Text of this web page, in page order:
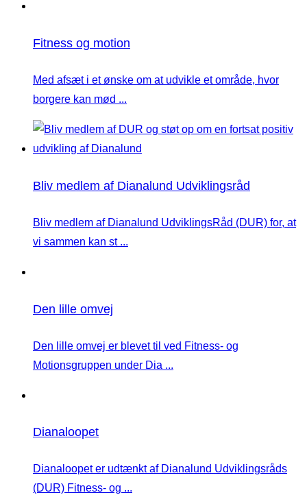
Fitness og motion
Med afsæt i et ønske om at udvikle et område, hvor
borgere kan mød ...
Bliv medlem af Dianalund Udviklingsråd
Bliv medlem af Dianalund UdviklingsRåd (DUR) for, at
vi sammen kan st ...
Den lille omvej
Den lille omvej er blevet til ved Fitness- og
Motionsgruppen under Dia ...
Dianaloopet
Dianaloopet er udtænkt af Dianalund Udviklingsråds
(DUR) Fitness- og ...